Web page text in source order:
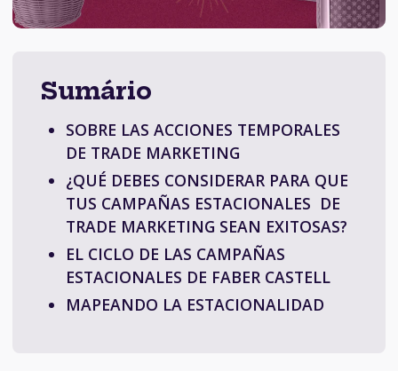
Sumário
SOBRE LAS ACCIONES TEMPORALES
DE TRADE MARKETING
¿QUÉ DEBES CONSIDERAR PARA QUE
TUS CAMPAÑAS ESTACIONALES DE
TRADE MARKETING SEAN EXITOSAS?
EL CICLO DE LAS CAMPAÑAS
ESTACIONALES DE FABER CASTELL
MAPEANDO LA ESTACIONALIDAD